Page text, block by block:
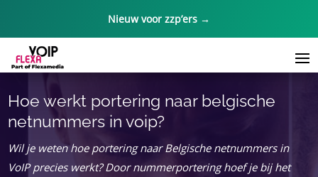
Nieuw voor zzp’ers →
Hoe werkt portering naar belgische
netnummers in voip?
Wil je weten hoe portering naar Belgische netnummers in
VoIP precies werkt? Door nummerportering hoef je bij het